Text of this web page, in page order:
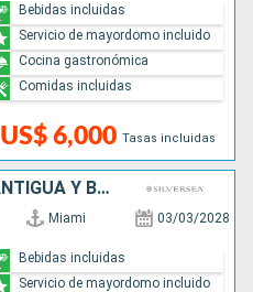
US$ 6,000 Tasas incluidas
Bebidas incluidas
Servicio de mayordomo incluido
Cocina gastronómica
Comidas incluidas
PUERTO RICO, FRANCIA, ANTIGUA Y BARBUDA, ESTADOS UNIDOS
Miami 03/03/2028
Bebidas incluidas
Servicio de mayordomo incluido